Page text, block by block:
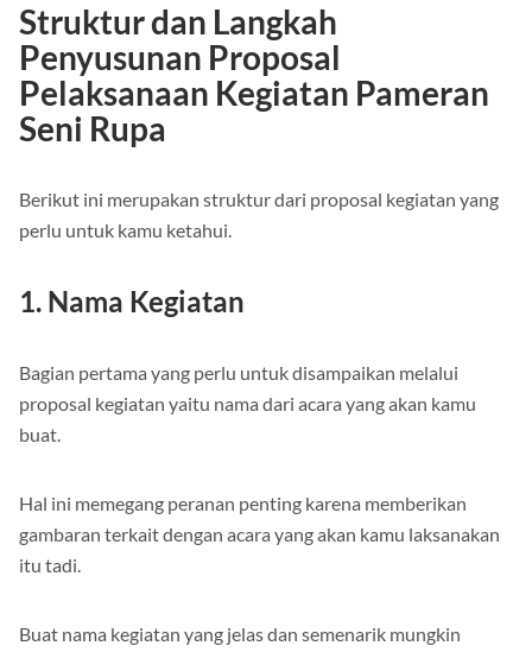
Struktur dan Langkah
Penyusunan Proposal
Pelaksanaan Kegiatan Pameran
Seni Rupa
Berikut ini merupakan struktur dari proposal kegiatan yang
perlu untuk kamu ketahui.
1. Nama Kegiatan
Bagian pertama yang perlu untuk disampaikan melalui
proposal kegiatan yaitu nama dari acara yang akan kamu
buat.
Hal ini memegang peranan penting karena memberikan
gambaran terkait dengan acara yang akan kamu laksanakan
itu tadi.
Buat nama kegiatan yang jelas dan semenarik mungkin